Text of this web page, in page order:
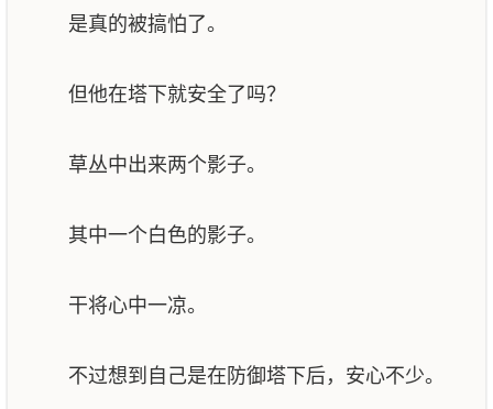
是真的被搞怕了。
但他在塔下就安全了吗？
草丛中出来两个影子。
其中一个白色的影子。
干将心中一凉。
不过想到自己是在防御塔下后，安心不少。